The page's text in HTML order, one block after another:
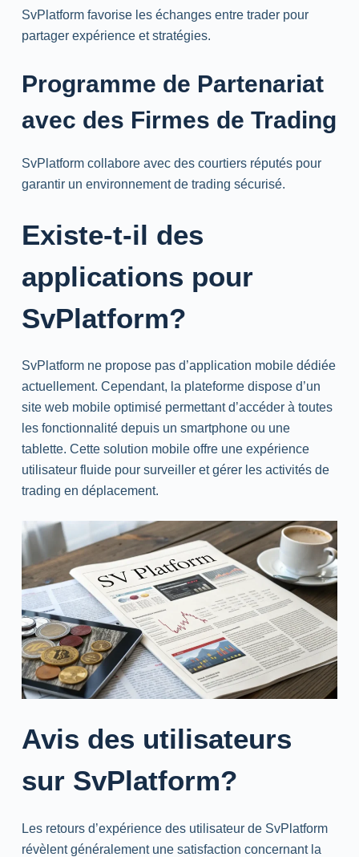
SvPlatform favorise les échanges entre trader pour
partager expérience et stratégies.
Programme de Partenariat
avec des Firmes de Trading
SvPlatform collabore avec des courtiers réputés pour
garantir un environnement de trading sécurisé.
Existe-t-il des
applications pour
SvPlatform?
SvPlatform ne propose pas d’application mobile dédiée
actuellement. Cependant, la plateforme dispose d’un
site webmobile optimisé permettant d’accéder à toutes
les fonctionnalité depuis un smartphoneou une
tablette. Cette solution mobile offre une expérience
utilisateur fluide pour surveiller et gérer les activités de
trading en déplacement.
Avis des utilisateurs
sur SvPlatform?
Les retours d’expérience des utilisateur de SvPlatform
révèlent généralement une satisfaction concernant la